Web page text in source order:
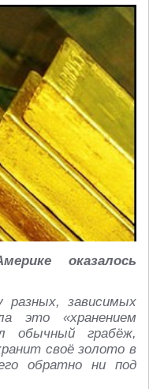
оказалось
зависимых
это «хранением
грабёж,
своё золото в
обратно ни под